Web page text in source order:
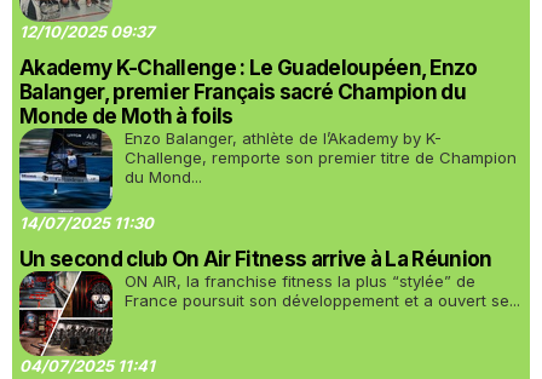
12/10/2025 09:37
Akademy K-Challenge : Le Guadeloupéen, Enzo
Balanger, premier Français sacré Champion du
Monde de Moth à foils
Enzo Balanger, athlète de l’Akademy by K-
Challenge, remporte son premier titre de Champion
du Mond...
14/07/2025 11:30
Un second club On Air Fitness arrive à La Réunion
ON AIR, la franchise fitness la plus “stylée” de
France poursuit son développement et a ouvert se...
04/07/2025 11:41